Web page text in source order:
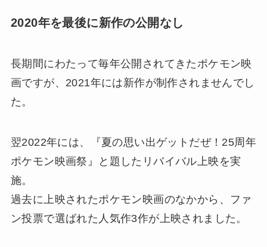
2020年を最後に新作の公開なし
長期間にわたって毎年公開されてきたポケモン映
画ですが、2021年には新作が制作されませんでし
た。
翌2022年には、『夏の思い出ゲットだぜ！25周年
ポケモン映画祭』と題したリバイバル上映を実
施。
過去に上映されたポケモン映画のなかから、ファ
ン投票で選ばれた人気作3作が上映されました。